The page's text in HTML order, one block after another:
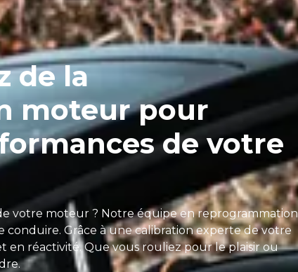
de la
moteur pour
de votre
votre moteur ? Notre équipe en reprogrammation
Grâce à une calibration experte de votre
en réactivité. Que vous rouliez pour le plaisir ou